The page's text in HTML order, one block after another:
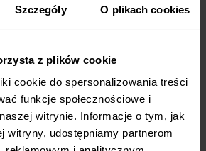
Szczegóły O plikach cookies
z plików cookie
cookie do spersonalizowania treści
funkcje społecznościowe i
witrynie. Informacje o tym, jak
witryny, udostępniamy partnerom
Hamax
dla 2 dzieci